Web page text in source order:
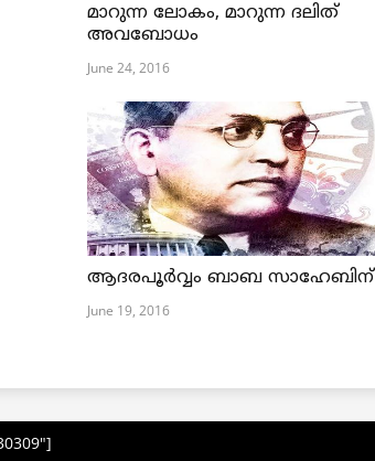
മാറുന്ന ലോകം, മാറുന്ന ദലിത്
അവബോധം
June 24, 2016
ആദരപൂര്‍വ്വം ബാബ സാഹേബിന്
June 19, 2016